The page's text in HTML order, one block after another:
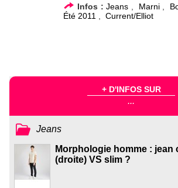
Infos : Jeans Marni,
Été 2011
Current/Elliot
+ D'INFOS SUR
...
Jeans
Morphologie homme : jean
(droite) VS slim ?